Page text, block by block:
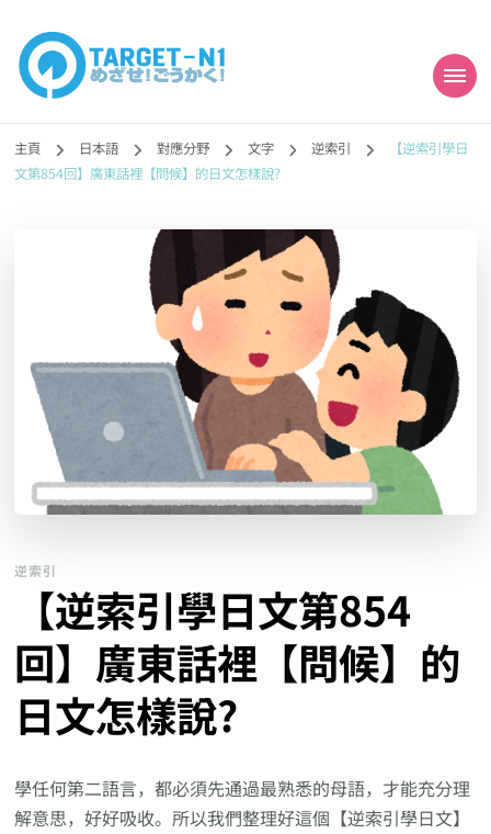
目標!!日本語能力試
N1合格
勉強コンテンツも追加予定!!】
主頁 日本語 對應分野 文字 逆索引
【逆索引學日
文第854回】廣東話裡【問候】的日文怎樣說?
逆索引
【逆索引學日文第854
回】廣東話裡【問候】的
日文怎樣說?
學任何第二語言，都必須先通過最熟悉的母語，才能充分理
解意思，好好吸收。所以我們整理好這個【逆索引學日文】